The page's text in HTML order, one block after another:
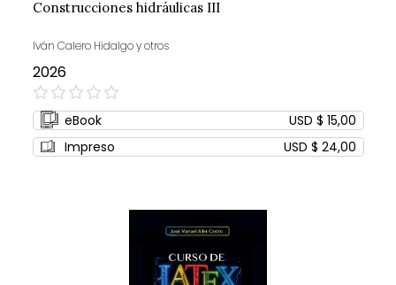
Construcciones hidráulicas III
Iván Calero Hidalgo y otros
2026
0%
eBook
USD $ 15,00
Impreso
USD $ 24,00